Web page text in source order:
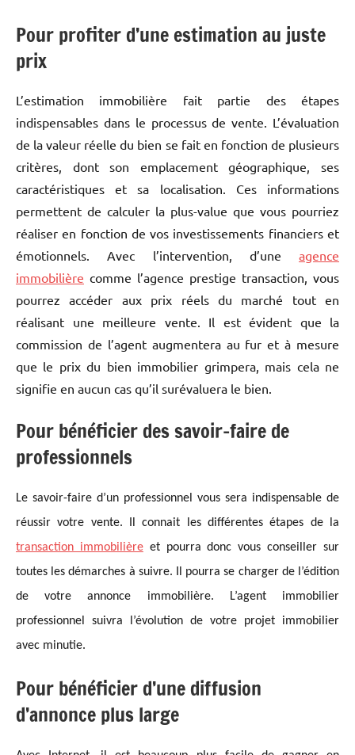
Pour profiter d’une estimation au juste
prix
L’estimation immobilière fait partie des étapes
indispensables dans le processus de vente. L’évaluation
de la valeur réelle du bien se fait en fonction de plusieurs
critères, dont son emplacement géographique, ses
caractéristiques et sa localisation. Ces informations
permettent de calculer la plus-value que vous pourriez
réaliser en fonction de vos investissements financiers et
émotionnels. Avec l’intervention, d’une agence
immobilière comme l’agence prestige transaction, vous
pourrez accéder aux prix réels du marché tout en
réalisant une meilleure vente. Il est évident que la
commission de l’agent augmentera au fur et à mesure
que le prix du bien immobilier grimpera, mais cela ne
signifie en aucun cas qu’il surévaluera le bien.
Pour bénéficier des savoir-faire de
professionnels
Le savoir-faire d’un professionnel vous sera indispensable de
réussir votre vente. Il connait les différentes étapes de la
transaction immobilièreet pourra donc vous conseiller sur
toutes les démarches à suivre. Il pourra se charger de l’édition
de votre annonce immobilière. L’agent immobilier
professionnel suivra l’évolution de votre projet immobilier
avec minutie.
Pour bénéficier d’une diffusion
d’annonce plus large